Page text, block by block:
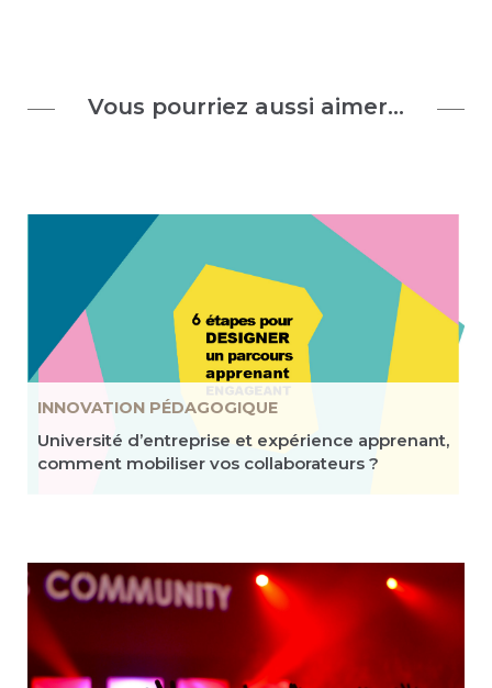
Vous pourriez aussi aimer…
INNOVATION PÉDAGOGIQUE
Université d’entreprise et expérience apprenant,
comment mobiliser vos collaborateurs ?